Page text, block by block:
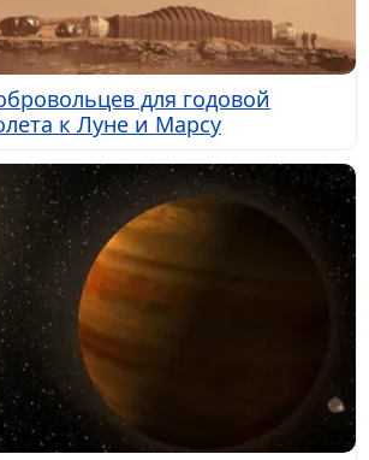
для годовой
к Луне и Марсу